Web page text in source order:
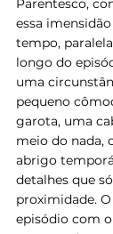
Parentesco,
essa
tempo,
longo do
uma
pequeno
garota, uma
meio do nada,
abrigo
detalhes que
proximidade.
episódio com o